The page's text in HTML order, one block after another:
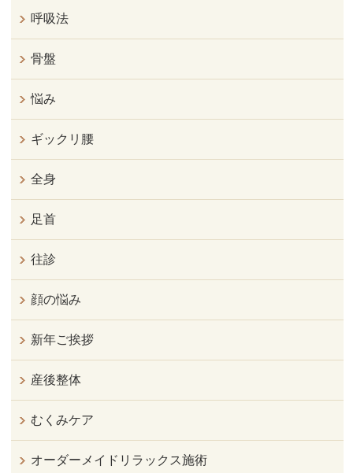
呼吸法
骨盤
悩み
ギックリ腰
全身
足首
往診
顔の悩み
新年ご挨拶
産後整体
むくみケア
オーダーメイドリラックス施術